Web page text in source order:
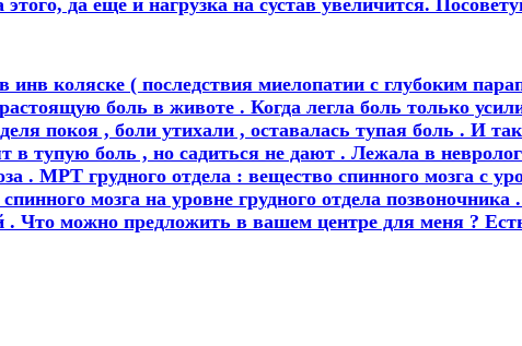
коляске ( последствия миелопатии с глубоким
боль в животе . Когда легла боль только
покоя , боли утихали , оставалась тупая боль . И
в тупую боль , но садиться не дают . Лежала в
. МРТ грудного отдела : вещество спинного мозга с
мозга на уровне грудного отдела позвоночника
. Что можно предложить в вашем центре для меня ?